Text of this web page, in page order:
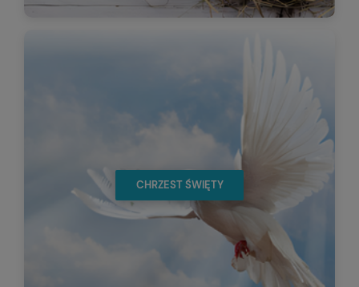
CHRZEST ŚWIĘTY